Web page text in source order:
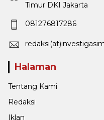
Timur DKI Jakarta
081276817286
Halaman
Tentang Kami
Redaksi
Iklan